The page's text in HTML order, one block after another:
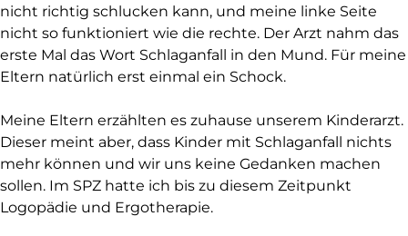
nicht richtig schlucken kann, und meine linke Seite
nicht so funktioniert wie die rechte. Der Arzt nahm das
erste Mal das Wort Schlaganfall in den Mund. Für meine
Eltern natürlich erst einmal ein Schock.
Meine Eltern erzählten es zuhause unserem Kinderarzt.
Dieser meint aber, dass Kinder mit Schlaganfall nichts
mehr können und wir uns keine Gedanken machen
sollen. Im SPZ hatte ich bis zu diesem Zeitpunkt
Logopädie und Ergotherapie.